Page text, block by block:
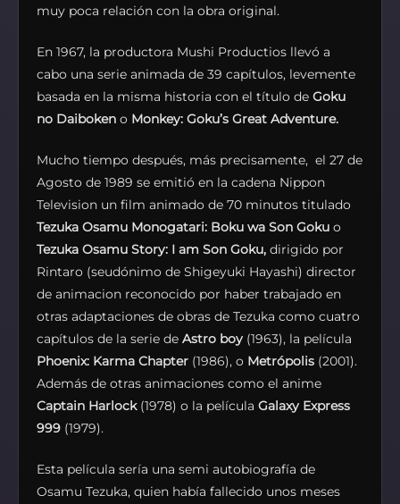
muy poca relación con la obra original.
En 1967, la productora Mushi Productios llevó a
cabo una serie animada de 39 capítulos, levemente
basada en la misma historia con el título de Goku
no Daiboken o Monkey: Goku’s Great Adventure.
Mucho tiempo después, más precisamente, el 27 de
Agosto de 1989 se emitió en la cadena Nippon
Television un film animado de 70 minutos titulado
Tezuka Osamu Monogatari: Boku wa Son Goku o
Tezuka Osamu Story: I am Son Goku, dirigido por
Rintaro (seudónimo de Shigeyuki Hayashi) director
de animacion reconocido por haber trabajado en
otras adaptaciones de obras de Tezuka como cuatro
capítulos de la serie de Astro boy (1963), la película
Phoenix: Karma Chapter (1986), o Metrópolis (2001).
Además de otras animaciones como el anime
Captain Harlock(1978) o la película Galaxy Express
999 (1979).
Esta película sería una semi autobiografía de
Osamu Tezuka, quien había fallecido unos meses